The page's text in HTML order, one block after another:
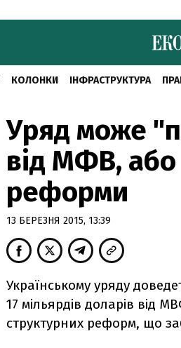
КОЛОНКИ ІНФРАСТРУКТУРА
Уряд може
від МФВ, або
реформи
13 БЕРЕЗНЯ 2015, 13:39
Українському уряду
17 мільярдів доларів від
структурних реформ, що